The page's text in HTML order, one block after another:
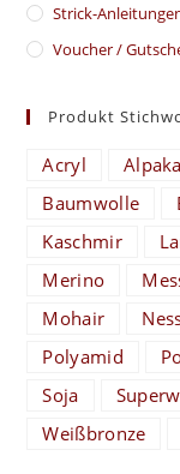
Strick-
Voucher /
Produkt
Acryl Alpaka
Baumwolle
Kaschmir
Merino
Mohair
Polyamid
Soja
Weißbronze